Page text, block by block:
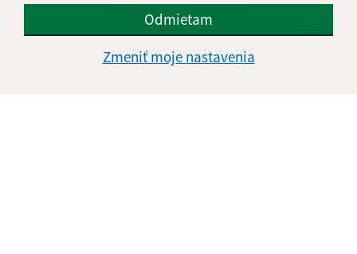
Odmietam
Zmeniť moje nastavenia
Vyhlásenie o prístupnosti
Autorské práva
Ochrana osobných údajov